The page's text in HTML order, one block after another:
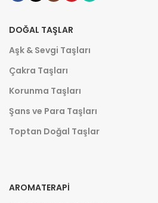
DOĞAL TAŞLAR
Aşk & Sevgi Taşları
Çakra Taşları
Korunma Taşları
Şans ve Para Taşları
Toptan Doğal Taşlar
AROMATERAPI